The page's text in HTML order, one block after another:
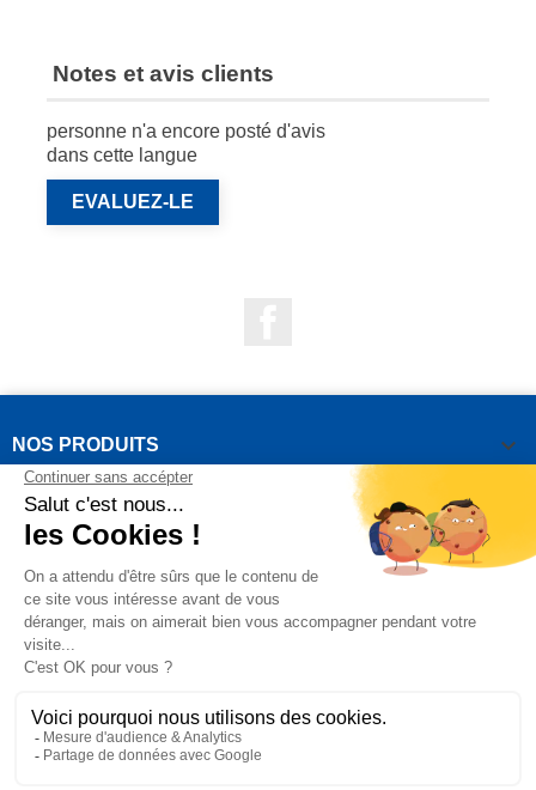
Notes et avis clients
personne n'a encore posté d'avis
dans cette langue
EVALUEZ-LE
NOS PRODUITS 
NOTRE SOCIÉTÉ

INFORMATIONS DE LA BOUTIQUE
QUESTIONS FRÉQUEMMENT POSÉES
Copyright OUTIROR © 2021